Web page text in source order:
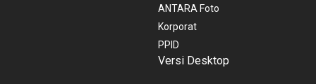
ANTARA Foto
Korporat
PPID
Versi Desktop